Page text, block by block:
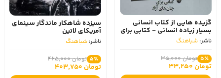
گزیده هایی از کتاب انسانی
بسیار زیاده انسانی - کتابی برای
جان های آزاد
ناشر: شباهنگ
5٪ تومان 35,000
تومان 33,250
سیزده شاهکار ماندگار سینمای
آمریکای لاتین
ناشر: شباهنگ
5٪ تومان 425,000
تومان 403,750